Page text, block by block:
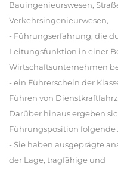
Bauingenieurswesen,
Verkehrsingenieurwesen,
- Führungserfahrung, die
Leitungsfunktion in einer
Wirtschaftsunternehmen
- ein Führerschein der
Führen von
Darüber hinaus ergeben
Führungsposition folgende
- Sie haben ausgeprägte
der Lage, tragfähige und